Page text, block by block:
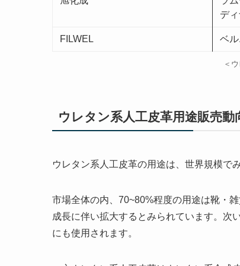
デ
FILWEL ベ
＜
ウレタン系人工皮革用途販売動
ウレタン系人工皮革の用途は、世界規模で
市場全体の内、70~80%程度の用途は靴・
成長に伴い拡大するとみられています。次
にも使用されます。